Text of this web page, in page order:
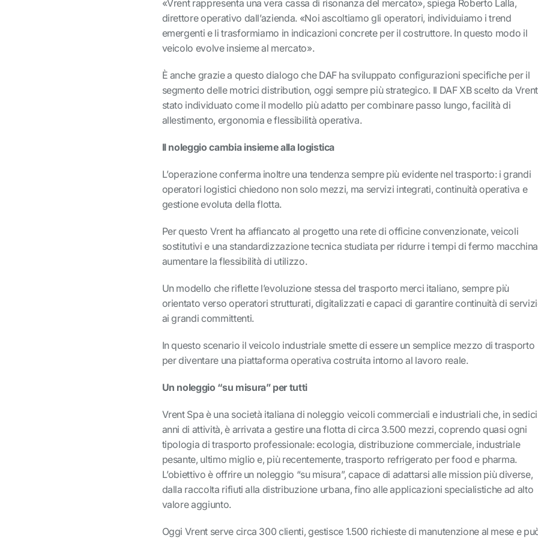
«Vrent rappresenta una vera cassa di risonanza del mercato», spiega Roberto Lalla,
direttore operativo dall’azienda. «Noi ascoltiamo gli operatori, individuiamo i trend
emergenti e li trasformiamo in indicazioni concrete per il costruttore. In questo modo il
veicolo evolve insieme al mercato».
È anche grazie a questo dialogo che DAF ha sviluppato configurazioni specifiche per il
segmento delle motrici distribution, oggi sempre più strategico. Il DAF XB scelto da
stato individuato come il modello più adatto per combinare passo lungo, facilità di
allestimento, ergonomia e flessibilità operativa.
Il noleggio cambia insieme alla logistica
L’operazione conferma inoltre una tendenza sempre più evidente nel trasporto: i grandi
operatori logistici chiedono non solo mezzi, ma servizi integrati, continuità operativa e
gestione evoluta della flotta.
Per questo Vrent ha affiancato al progetto una rete di officine convenzionate, veicoli
sostitutivi e una standardizzazione tecnica studiata per ridurre i tempi di fermo
aumentare la flessibilità di utilizzo.
Un modello che riflette l’evoluzione stessa del trasporto merci italiano, sempre più
orientato verso operatori strutturati, digitalizzati e capaci di garantire continuità di
ai grandi committenti.
In questo scenario il veicolo industriale smette di essere un semplice mezzo di trasporto
per diventare una piattaforma operativa costruita intorno al lavoro reale.
Un noleggio “su misura” per tutti
Vrent Spa è una società italiana di noleggio veicoli commerciali e industriali che, in sedici
anni di attività, è arrivata a gestire una flotta di circa 3.500 mezzi, coprendo quasi ogni
tipologia di trasporto professionale: ecologia, distribuzione commerciale, industriale
pesante, ultimo miglio e, più recentemente, trasporto refrigerato per food e pharma.
L’obiettivo è offrire un noleggio “su misura”, capace di adattarsi alle mission più diverse,
dalla raccolta rifiuti alla distribuzione urbana, fino alle applicazioni specialistiche ad alto
valore aggiunto.
Oggi Vrent serve circa 300 clienti, gestisce 1.500 richieste di manutenzione al mese e